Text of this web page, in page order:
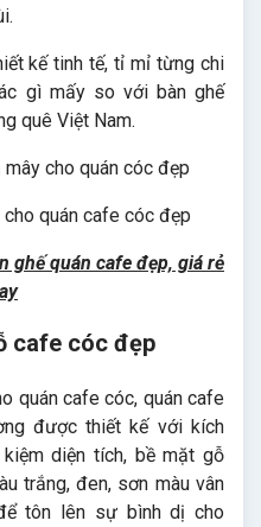
kế tinh tế, tỉ mỉ từng chi
gì mấy so với bàn ghế
quê Việt Nam.
ghế quán cafe đẹp, giá rẻ
cafe cóc đẹp
quán cafe cóc, quán cafe
được thiết kế với kích
diện tích, bề mặt gỗ
trắng, đen, sơn màu vân
tôn lên sự bình dị cho